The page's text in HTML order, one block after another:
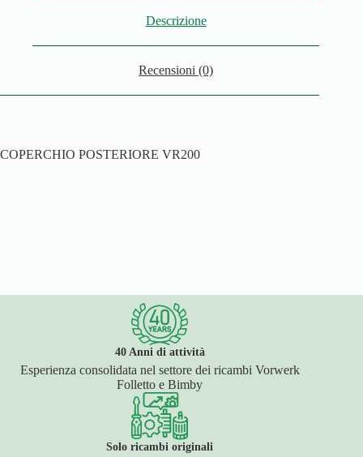
Descrizione
Recensioni (0)
COPERCHIO POSTERIORE VR200
40 Anni di attività
Esperienza consolidata nel settore dei ricambi Vorwerk
Folletto e Bimby
Solo ricambi originali